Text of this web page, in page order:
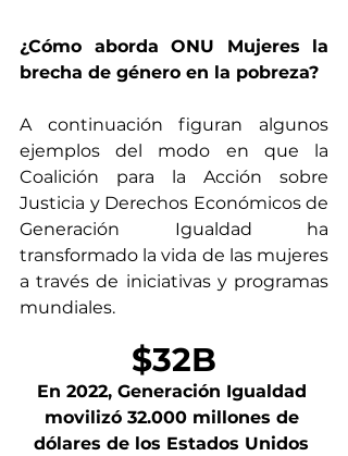
¿Cómo aborda ONU Mujeres la
brecha de género en la pobreza?
A continuación figuran algunos
ejemplos del modo en que la
Coalición para la Acción sobre
Generación Igualdad ha
transformado la vida de las mujeres
a través de iniciativas y programas
mundiales.
$32B
En 2022, Generación Igualdad
movilizó 32.000 millones de
dólares de los Estados Unidos